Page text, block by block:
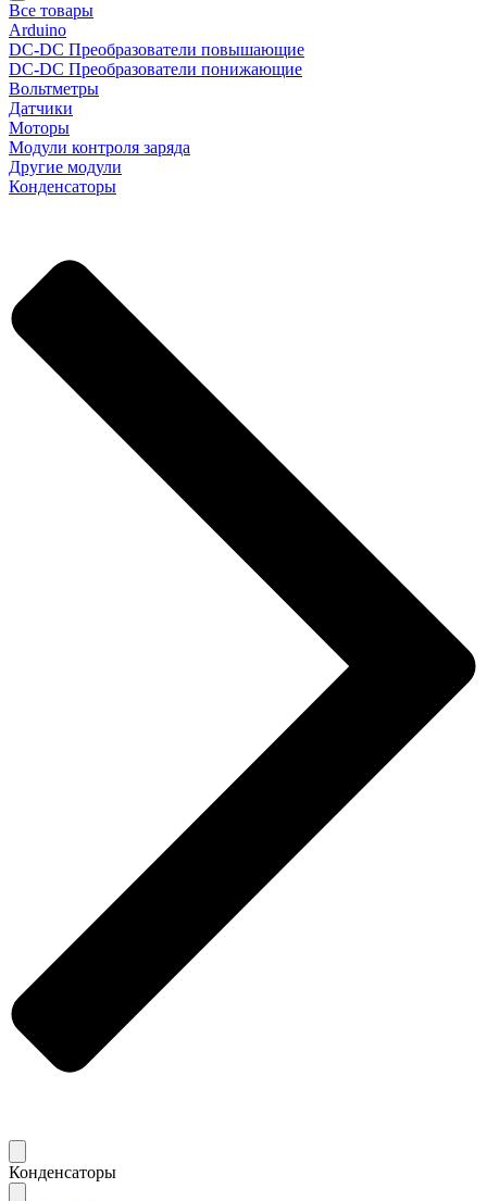
Все товары
Arduino
DC-DC Преобразователи повышающие
DC-DC Преобразователи понижающие
Вольтметры
Датчики
Моторы
Модули контроля заряда
Другие модули
Конденсаторы
Конденсаторы